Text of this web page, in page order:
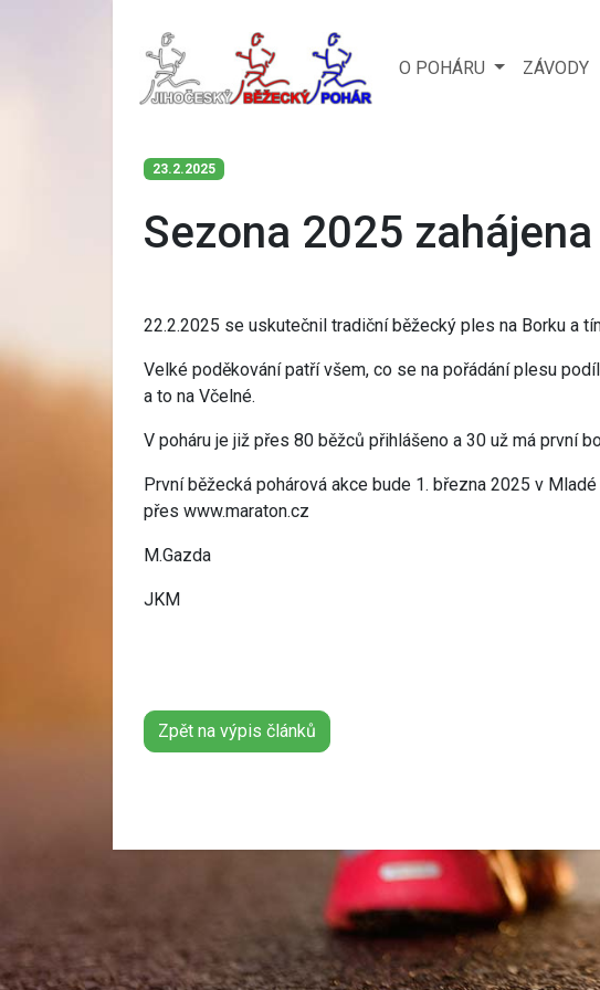
O POHÁRU ZÁVODY
23.2.2025
Sezona 2025 zahájena
22.2.2025 se uskutečnil tradiční běžecký ples na Borku a
Velké poděkování patří všem, co se na pořádání plesu
a to na Včelné.
V poháru je již přes 80 běžců přihlášeno a 30 už má první
První běžecká pohárová akce bude 1. března 2025 v
přes www.maraton.cz
M.Gazda
JKM
Zpět na výpis článků